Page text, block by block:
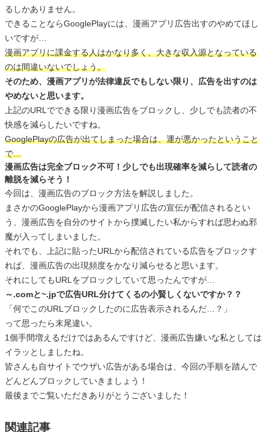
るしかありません。
できることならGooglePlayには、漫画アプリ広告出すのやめてほし
いですが…
漫画アプリに課金する人はかなり多く、大きな収入源となっている
のは間違いないでしょう。
そのため、漫画アプリが法律違反でもしない限り、広告を出すのは
やめないと思います。
上記のURLでできる限り漫画広告をブロックし、少しでも読者の不
快感を減らしたいですね。
GooglePlayの広告が出てしまった場合は、運が悪かったということ
で…
漫画広告は完全ブロック不可！少しでも出現確率を減らして読者の
離脱を減らそう！
今回は、漫画広告のブロック方法を解説しました。
まさかのGooglePlayから漫画アプリ広告の宣伝が配信されるとい
う、漫画広告を自分のサイトから撲滅したい私からすれば思わぬ邪
魔が入ってしまいました。
それでも、上記に貼ったURLから配信されている広告をブロックす
れば、漫画広告の出現頻度をかなり減らせると思います。
それにしてもURLをブロックしていて思ったんですが…
～.comと~.jpで広告URL分けてくるの小賢しくないですか？？
「何でこのURLブロックしたのに広告表示されるんだ…？」
って思ったら末尾違い。
1個手間増えるだけではあるんですけど、漫画広告嫌いな私としては
イラッとしましたね。
皆さんも自サイトでウザい広告がある場合は、今回の手順を踏んで
どんどんブロックしていきましょう！
最後までご覧いただきありがとうございました！
関連記事